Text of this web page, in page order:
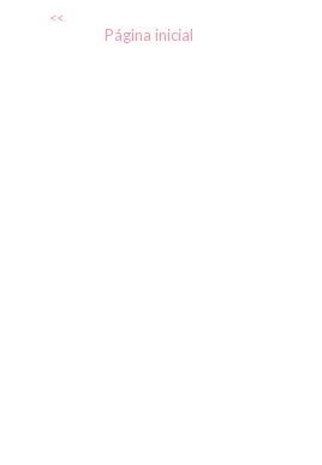
<<
Página inicial